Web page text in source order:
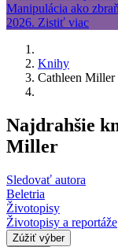
Knihy
Cathleen Miller
Najdrahšie
Miller
Sledovať autora
Beletria
Životopisy
Životopisy a reportáže
Zúžiť výber